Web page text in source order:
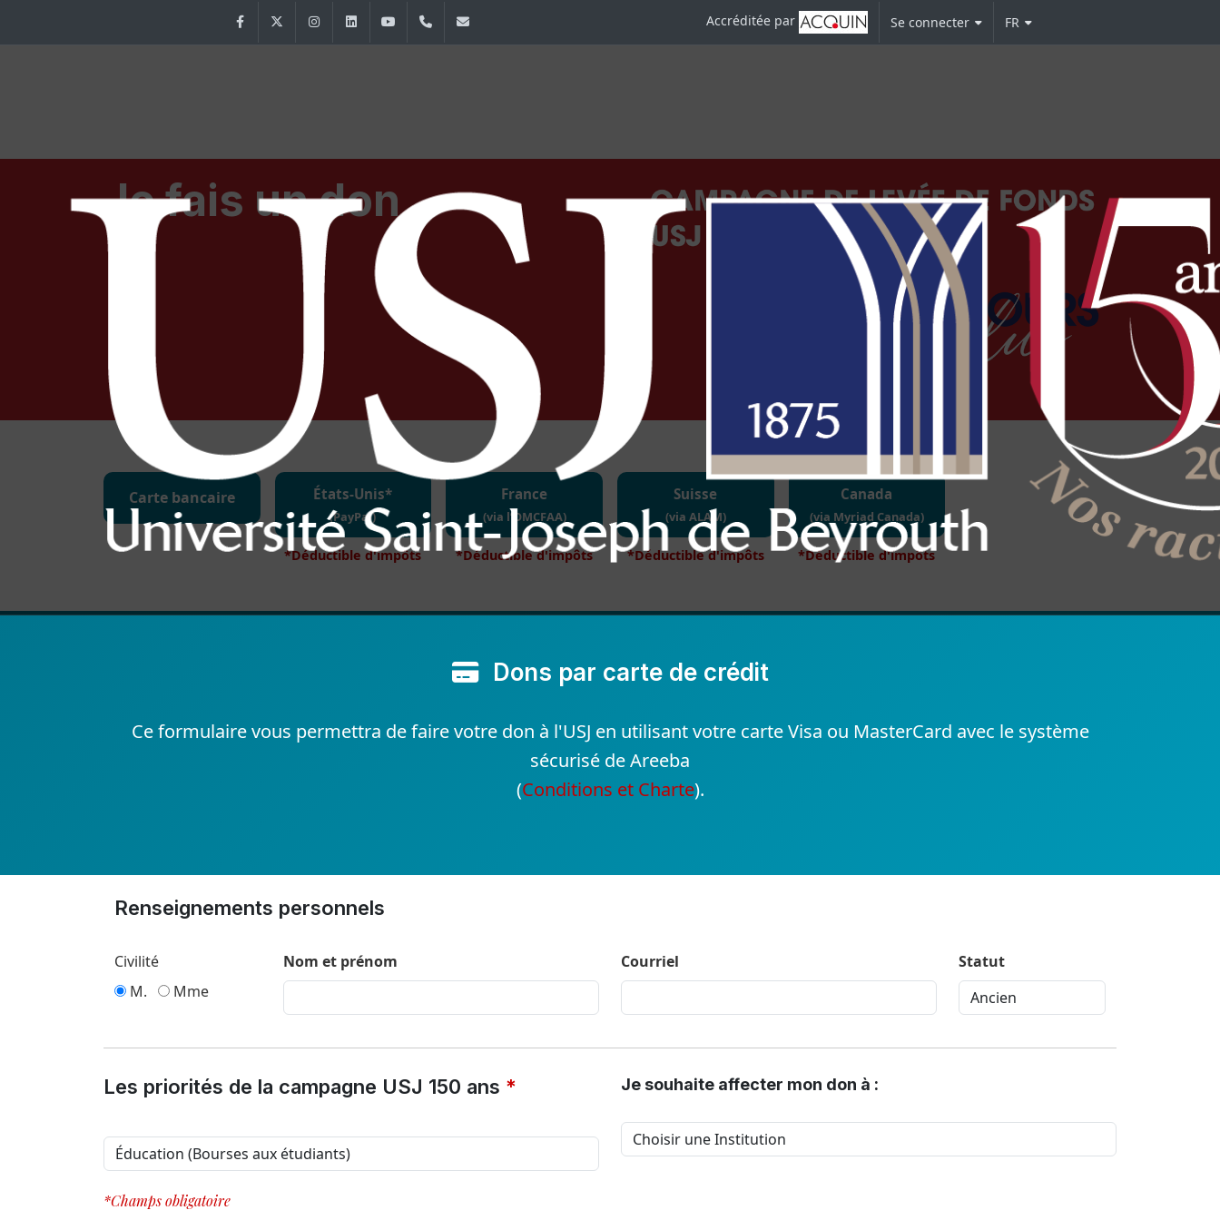
FacebookTwitter InstagramLinkedInYouTube+961 (1) 421 000 Accréditée par Se connecter FR
Je fais un don
Carte bancaire États-Unis*
(PayPal)
*Déductible d'impôts
France
(via l’OMCFAA)
*Déductible d'impôts
Suisse
(via ALAM)
*Déductible d'impôts
Canada
(via Myriad Canada)
*Déductible d'impôts
Dons par carte de crédit
Ce formulaire vous permettra de faire votre don à l'USJ en utilisant votre carte Visa ou MasterCard avec le système
sécurisé de Areeba
(Conditions et Charte).
Renseignements personnels
Civilité
M.
Mme
Nom et prénom Courriel Statut
Les priorités de la campagne USJ 150 ans * Je souhaite affecter mon don à :
*Champs obligatoire